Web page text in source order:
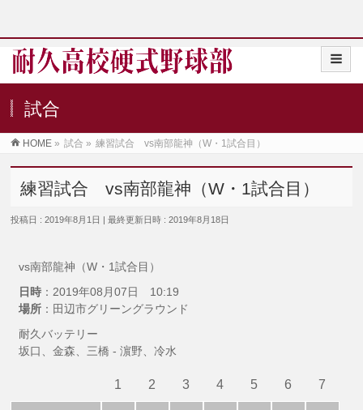
試合
HOME » 試合 » 練習試合 vs南部龍神（W・1試合目）
練習試合 vs南部龍神（W・1試合目）
投稿日 : 2019年8月1日 最終更新日時 : 2019年8月18日
vs南部龍神（W・1試合目）
日時 ：2019年08月07日 10:19
場所 ：田辺市グリーングラウンド
耐久バッテリー
坂口、金森、三橋 - 濵野、冷水
1 2 3 4 5 6 7